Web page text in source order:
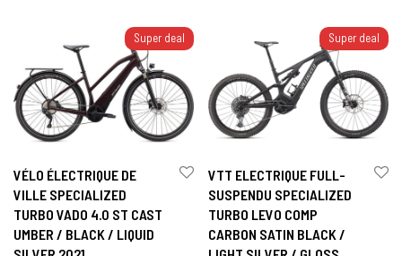
Super deal
VÉLO ÉLECTRIQUE DE
VILLE SPECIALIZED
TURBO VADO 4.0 ST CAST
UMBER / BLACK / LIQUID
Super deal
VTT ELECTRIQUE FULL-
SUSPENDU SPECIALIZED
TURBO LEVO COMP
CARBON SATIN BLACK /